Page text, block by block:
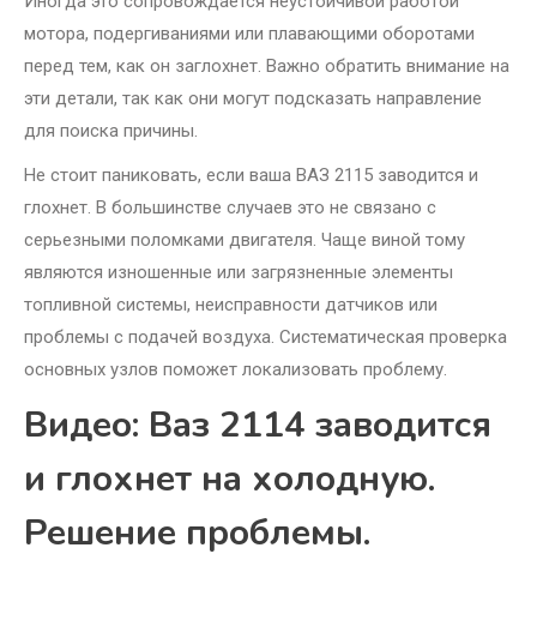
мотора, подергиваниями или плавающими оборотами
перед тем, как он заглохнет. Важно обратить внимание на
эти детали, так как они могут подсказать направление
для поиска причины.
Не стоит паниковать, если ваша ВАЗ 2115 заводится и
глохнет. В большинстве случаев это не связано с
серьезными поломками двигателя. Чаще виной тому
являются изношенные или загрязненные элементы
топливной системы, неисправности датчиков или
проблемы с подачей воздуха. Систематическая проверка
основных узлов поможет локализовать проблему.
Видео: Ваз 2114 заводится
и глохнет на холодную.
Решение проблемы.